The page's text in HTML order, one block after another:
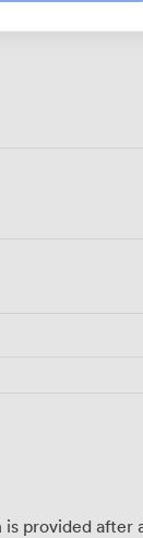
provided after